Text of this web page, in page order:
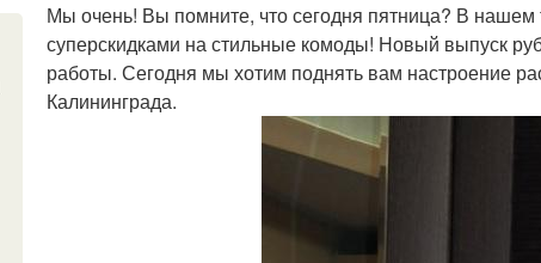
Мы очень! Вы помните, что сегодня пятница? В
суперскидками на стильные комоды! Новый выпуск
работы. Сегодня мы хотим поднять вам настроение
Калининграда.